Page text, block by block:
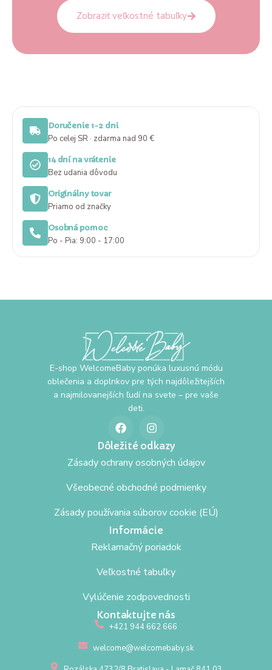
Zobraziť veľkostné tabuľky
Doručenie 1-2 dni
Po celej SR · zdarma nad 90 €
14 dní na vrátenie
Bez udania dôvodu
Originálny tovar
Priamo od značky
Osobná pomoc
Po - Pia: 9:00 - 17:00
E-shop WelcomeBaby ponúka luxusnú módu
oblečenia a doplnkov pre tých najdôležitejších
a najmilovanejších ľudí na svete – pre vaše
deti.
Dôležité odkazy
Zásady ochrany osobných údajov
Všeobecné obchodné podmienky
Zásady používania súborov cookie (EÚ)
Informácie
Reklamačný poriadok
Veľkostné tabuľky
Vylúčenie zodpovednosti
Kontaktujte nás
+421 944 662 666
welcome@welcomebaby.sk